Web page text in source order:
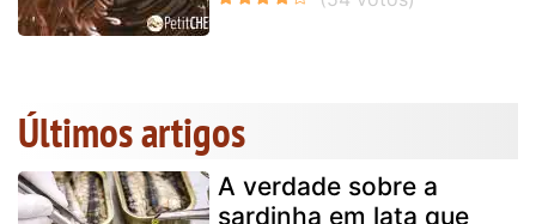
Últimos artigos
A verdade sobre a
sardinha em lata que